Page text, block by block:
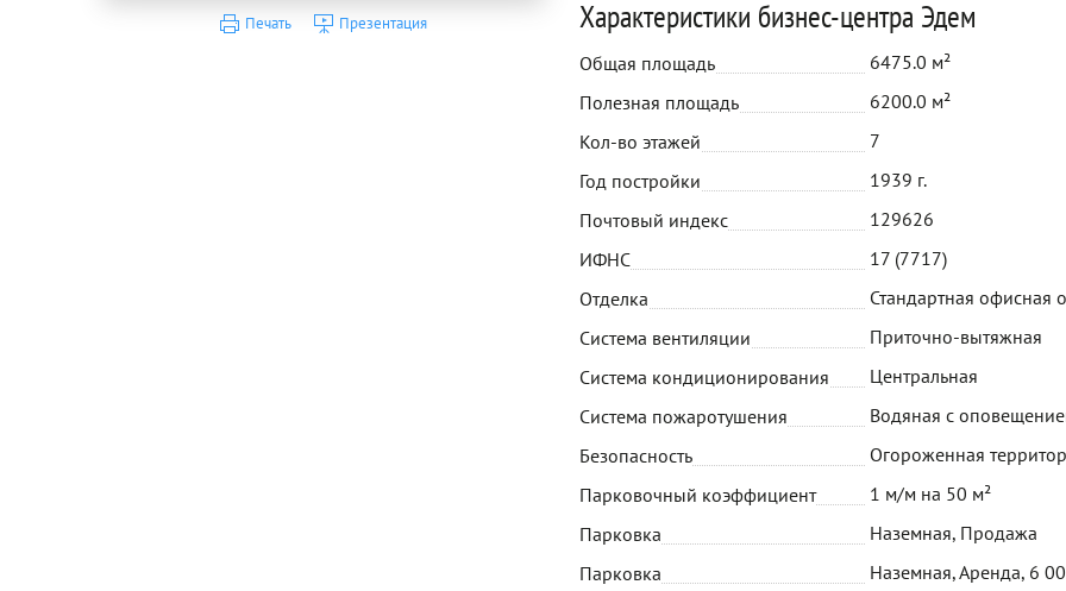
Печать Презентация Характеристики бизнес-центра Эдем
Общая площадь
6475.0 м²
Полезная площадь
6200.0 м²
Кол-во этажей
7
Год постройки
1939 г.
Почтовый индекс
129626
ИФНС
17 (7717)
Отделка
Стандартная офисная
Система вентиляции
Приточно-вытяжная
Система кондиционирования
Центральная
Система пожаротушения
Водяная с
Безопасность
Огороженная
Парковочный коэффициент
1 м/м на 50 м²
Парковка
Наземная, Продажа
Парковка
Наземная, Аренда, 6